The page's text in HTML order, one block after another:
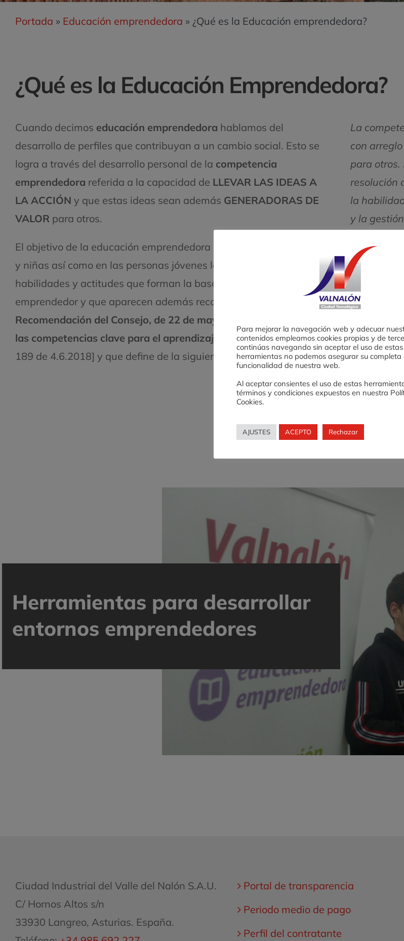
Portada » Educación emprendedora » ¿Qué es la Educación emprendedora?
¿Qué es la Educación Emprendedora?
Cuando decimos educación emprendedora hablamos del
desarrollo de perfiles que contribuyan a un cambio social. Esto se
logra a través del desarrollo personal de la competencia
emprendedora referida a la capacidad de LLEVAR LAS IDEAS A
LA ACCIÓN y que estas ideas sean además GENERADORAS DE
VALOR para otros.
El objetivo de la educación emprendedora es fomentar en los niños
y niñas así como en las personas jóvenes los conocimientos,
habilidades y actitudes que forman la base del espíritu
emprendedor y que aparecen además recogidas en la
Recomendación del Consejo, de 22 de mayo de 2018, relativa a
las competencias clave para el aprendizaje permanente[DO C
189 de 4.6.2018] y que define de la siguiente forma:
La
con
para
resolución
la
y la
Consulta
Desde
proyectos
de todo el
Proyectos
los
Herramientas para desarrollar
entornos emprendedores
Ciudad Industrial del Valle del Nalón S.A.U.
C/ Hornos Altos s/n
33930 Langreo, Asturias. España.
Portal de transparencia
Periodo medio de pago
Perfil del contratante
Para mejorar la navegación web y adecuar
contenidos empleamos cookies propias y de
continúas navegando sin aceptar el uso de estas
herramientas no podemos asegurar su completa
funcionalidad de nuestra web.
Al aceptar consientes el uso de estas
términos y condiciones expuestos en nuestra
Cookies.
AJUSTES ACEPTO Rechazar